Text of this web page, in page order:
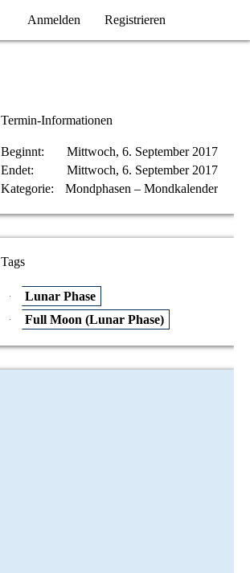
Anmelden Registrieren
Termin-Informationen
Beginnt
Mittwoch, 6. September 2017
Endet
Mittwoch, 6. September 2017
Kategorie
Mondphasen – Mondkalender
Tags
Lunar Phase
Full Moon (Lunar Phase)